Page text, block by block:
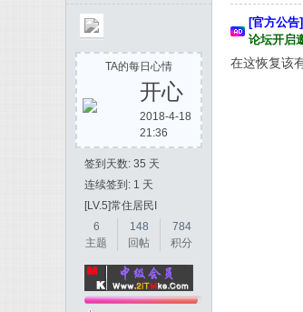
TA的每日心情
开心
2018-4-18
21:36
签到天数: 35 天
连续签到: 1 天
[LV.5]常住居民I
6
主题
148
回帖
784
积分
[官方公告]
论坛开启
在这恢复该